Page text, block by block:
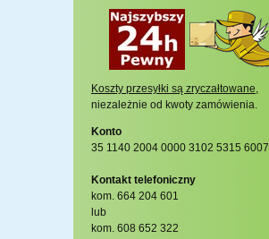
Koszty przesyłki są zryczałtowane,
niezależnie od kwoty zamówienia.
Konto
35 1140 2004 0000 3102 5315 6007
Kontakt telefoniczny
kom. 664 204 601
lub
kom. 608 652 322